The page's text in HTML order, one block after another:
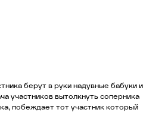
берут в руки надувные бабуки и
участников вытолкнуть соперника
побеждает тот участник который